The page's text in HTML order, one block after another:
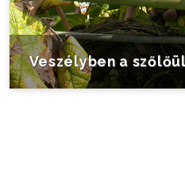
Veszélyben a